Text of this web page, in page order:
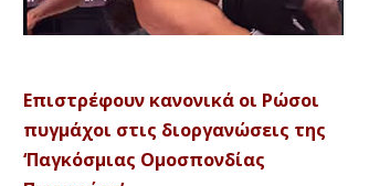
Επιστρέφουν κανονικά οι Ρώσοι
πυγμάχοι στις διοργανώσεις της
‘Παγκόσμιας Ομοσπονδίας